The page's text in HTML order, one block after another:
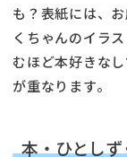
も？表紙には、
くちゃんのイラ
むほど本好きな
が重なります。
本・ひとしず